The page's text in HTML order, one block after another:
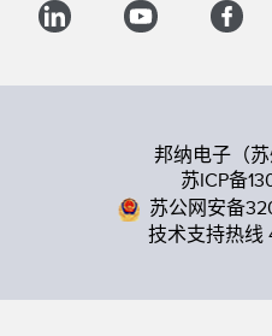
邦纳电子（
苏ICP备
苏公网安备
技术支持热线